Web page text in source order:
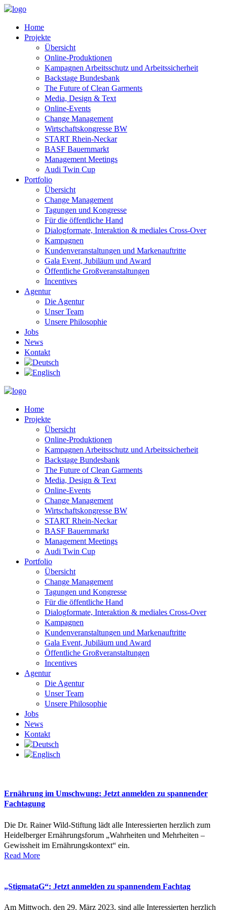
Home
Projekte
Übersicht
Online-Produktionen
Kampagnen Arbeitsschutz und Arbeitssicherheit
Backstage Bundesbank
The Future of Clean Garments
Media, Design & Text
Online-Events
Change Management
Wirtschaftskongresse BW
START Rhein-Neckar
BASF Bauernmarkt
Management Meetings
Audi Twin Cup
Portfolio
Übersicht
Change Management
Tagungen und Kongresse
Für die öffentliche Hand
Dialogformate, Interaktion & mediales Cross-Over
Kampagnen
Kundenveranstaltungen und Markenauftritte
Gala Event, Jubiläum und Award
Öffentliche Großveranstaltungen
Incentives
Agentur
Die Agentur
Unser Team
Unsere Philosophie
Jobs
News
Kontakt
Home
Projekte
Übersicht
Online-Produktionen
Kampagnen Arbeitsschutz und Arbeitssicherheit
Backstage Bundesbank
The Future of Clean Garments
Media, Design & Text
Online-Events
Change Management
Wirtschaftskongresse BW
START Rhein-Neckar
BASF Bauernmarkt
Management Meetings
Audi Twin Cup
Portfolio
Übersicht
Change Management
Tagungen und Kongresse
Für die öffentliche Hand
Dialogformate, Interaktion & mediales Cross-Over
Kampagnen
Kundenveranstaltungen und Markenauftritte
Gala Event, Jubiläum und Award
Öffentliche Großveranstaltungen
Incentives
Agentur
Die Agentur
Unser Team
Unsere Philosophie
Jobs
News
Kontakt
Ernährung im Umschwung: Jetzt anmelden zu spannender
Fachtagung
Die Dr. Rainer Wild-Stiftung lädt alle Interessierten herzlich zum
Heidelberger Ernährungsforum „Wahrheiten und Mehrheiten –
Gewissheit im Ernährungskontext“ ein.
Read More
„StigmataG“: Jetzt anmelden zu spannendem Fachtag
Am Mittwoch, den 29. März 2023, sind alle Interessierten herzlich